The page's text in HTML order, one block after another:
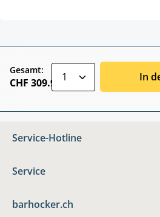
Gesamt:
CHF 309.90 In
Service-Hotline
Service
barhocker.ch